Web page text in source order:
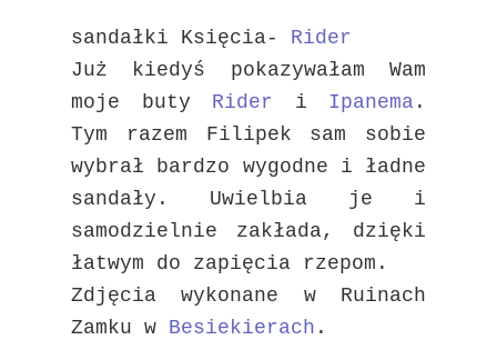
sandałki Księcia- Rider
Już kiedyś pokazywałam Wam
moje buty Rider i Ipanema .
Tym razem Filipek sam sobie
wybrał bardzo wygodne i ładne
sandały. Uwielbia je i
samodzielnie zakłada, dzięki
łatwym do zapięcia rzepom.
Zdjęcia wykonane w Ruinach
Zamku w Besiekierach .